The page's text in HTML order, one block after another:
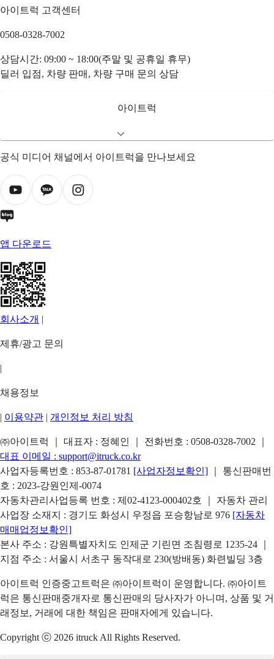
아이트럭 고객센터
0508-0328-7002
상담시간: 09:00 ~ 18:00(주말 및 공휴일 휴무)
딜러 입점, 차량 판매, 차량 구매 문의 상담
아이트럭
공식 미디어 채널에서 아이트럭을 만나보세요
앱 다운로드
회사소개 |
제휴/광고 문의
|
채용정보
| 이용약관 | 개인정보 처리 방침
㈜아이트럭 ｜ 대표자 : 정혜인 ｜ 전화번호 : 0508-0328-7002
대표 이메일 : support@itruck.co.kr
사업자등록번호 : 853-87-01781 [사업자정보확인]
｜ 통신판매번
호 : 2023-강원인제-0074
자동차관리사업등록 번호 : 제02-4123-000402호 ｜ 자동차 관리
사업장 소재지 : 경기도 화성시 우정읍 포승항남로 976 [자동차
매매업정보확인]
본사 주소 : 강원특별자치도 인제군 기린면 조침령로 1235-24 ｜
지점 주소 : 서울시 서초구 동작대로 230(방배동) 화련빌딩 3층
아이트럭 인증중고트럭은 ㈜아이트럭이 운영합니다. ㈜아이트
럭은 통신판매중개자로 통신판매의 당사자가 아니며, 상품 및 거
래정보, 거래에 대한 책임은 판매자에게 있습니다.
Copyright ⓒ 2026 itruck All Rights Reserved.